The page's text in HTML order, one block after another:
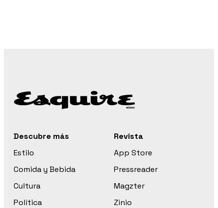
Descubre más
Estilo
Comida y Bebida
Cultura
Política
Revista
App Store
Pressreader
Magzter
Zinio